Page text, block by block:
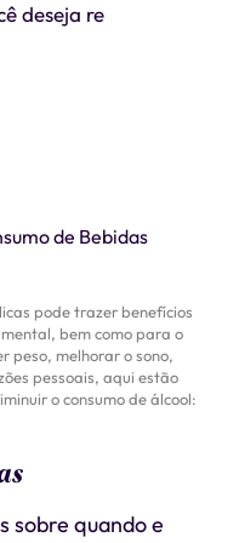
deseja re
pode trazer benefícios
bem como para o
peso, melhorar o sono,
pessoais, aqui estão
o consumo de álcool:
sobre quando e